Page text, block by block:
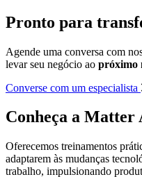
Pronto para
Agende uma conversa com
levar seu negócio ao próximo
Converse com um especialista
Conheça a Matter
Oferecemos treinamentos
adaptarem às mudanças
trabalho, impulsionando